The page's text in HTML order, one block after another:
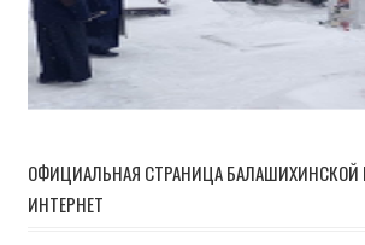
ОФИЦИАЛЬНАЯ СТРАНИЦА БАЛАШИХИНСКОЙ
ИНТЕРНЕТ